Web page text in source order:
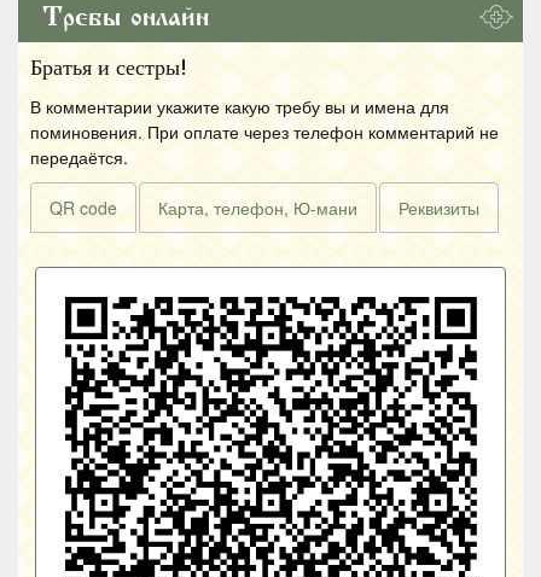
Требы онлайн
Братья и сестры!
В комментарии укажите какую требу вы и имена для
поминовения. При оплате через телефон комментарий не
передаётся.
QR code Карта, телефон, Ю-мани Реквизиты